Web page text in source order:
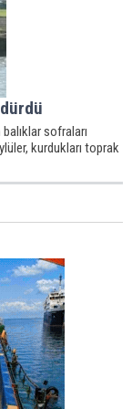
sofraları
kurdukları toprak